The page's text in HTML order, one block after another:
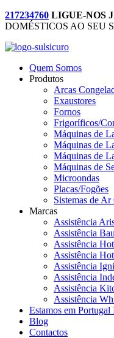
217234760 LIGUE-NOS
DOMÉSTICOS AO SEU
Quem Somos
Produtos
Arcas
Exaustores
Fornos
Frigoríficos/
Máquinas de
Máquinas de
Máquinas de
Máquinas de
Microondas
Placas/Fogões
Sistemas de
Marcas
Assistência
Assistência
Assistência
Assistência
Assistência
Assistência
Assistência
Assistência
Estamos em Portugal
Blog
Contactos